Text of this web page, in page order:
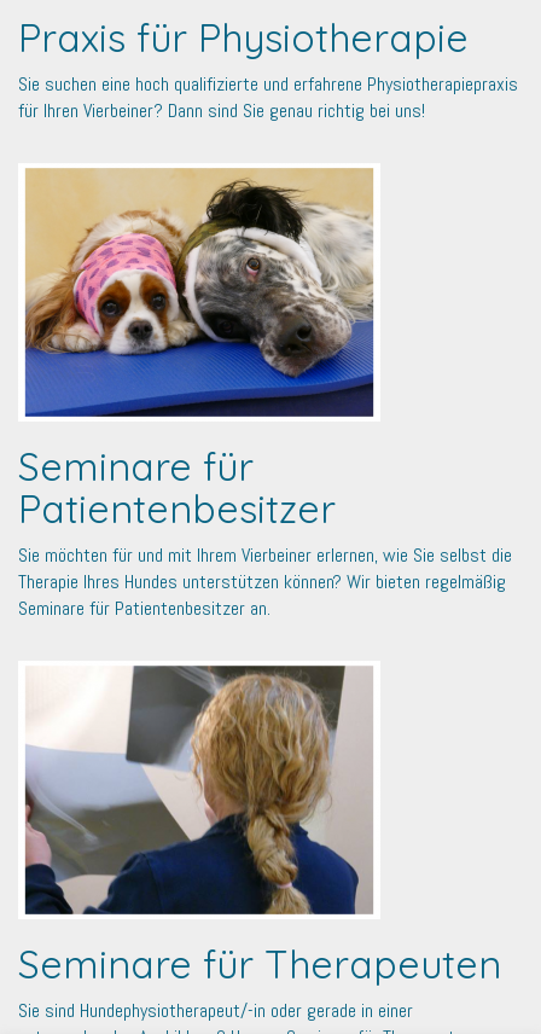
Praxis für Physiotherapie
Sie suchen eine hoch qualifizierte und erfahrene Physiotherapiepraxis
für Ihren Vierbeiner? Dann sind Sie genau richtig bei uns!
Seminare für
Patientenbesitzer
Sie möchten für und mit Ihrem Vierbeiner erlernen, wie Sie selbst die
Therapie Ihres Hundes unterstützen können? Wir bieten regelmäßig
Seminare für Patientenbesitzer an.
Seminare für Therapeuten
Sie sind Hundephysiotherapeut/-in oder gerade in einer